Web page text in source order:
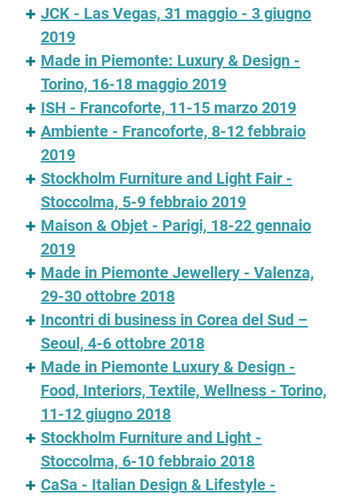
JCK - Las Vegas, 31 maggio - 3 giugno
2019
Made in Piemonte: Luxury & Design -
Torino, 16-18 maggio 2019
ISH - Francoforte, 11-15 marzo 2019
Ambiente - Francoforte, 8-12 febbraio
2019
Stockholm Furniture and Light Fair -
Stoccolma, 5-9 febbraio 2019
Maison & Objet - Parigi, 18-22 gennaio
2019
Made in Piemonte Jewellery - Valenza,
29-30 ottobre 2018
Incontri di business in Corea del Sud –
Seoul, 4-6 ottobre 2018
Made in Piemonte Luxury & Design -
Food, Interiors, Textile, Wellness - Torino,
11-12 giugno 2018
Stockholm Furniture and Light -
Stoccolma, 6-10 febbraio 2018
CaSa - Italian Design & Lifestyle -